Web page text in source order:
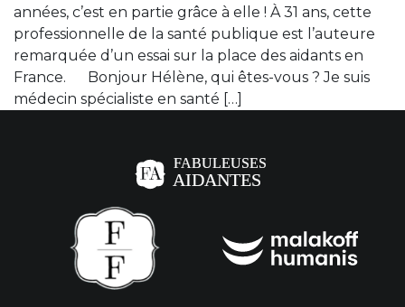
années, c’est en partie grâce à elle ! À 31 ans, cette
professionnelle de la santé publique est l’auteure
remarquée d’un essai sur la place des aidants en
France. Bonjour Hélène, qui êtes-vous ? Je suis
médecin spécialiste en santé […]